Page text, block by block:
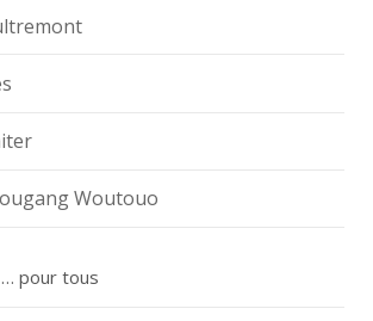
Woutouo
pour tous